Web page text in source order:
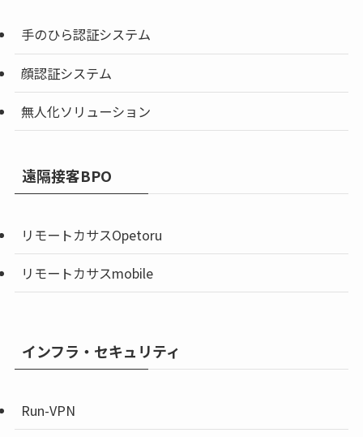
手のひら認証システム
顔認証システム
無人化ソリューション
遠隔接客BPO
リモートカサスOpetoru
リモートカサスmobile
インフラ・セキュリティ
Run-VPN